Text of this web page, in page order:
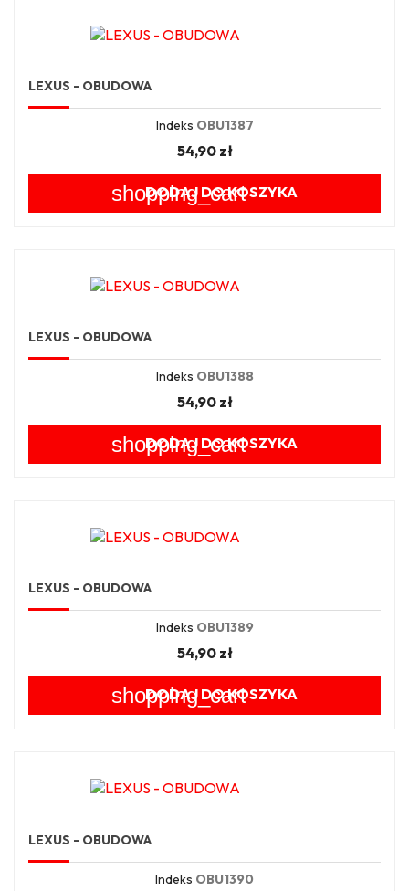
LEXUS - OBUDOWA
Indeks OBU1387
54,90 zł
shopping_cart
DODAJ DO KOSZYKA
LEXUS - OBUDOWA
Indeks OBU1388
54,90 zł
shopping_cart
DODAJ DO KOSZYKA
LEXUS - OBUDOWA
Indeks OBU1389
54,90 zł
shopping_cart
DODAJ DO KOSZYKA
LEXUS - OBUDOWA
Indeks OBU1390